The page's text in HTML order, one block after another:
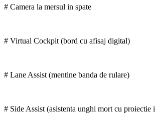
# Camera la mersul in spate
# Virtual Cockpit (bord cu afisaj digital)
# Lane Assist (mentine banda de rulare)
# Side Assist (asistenta unghi mort cu proiectie